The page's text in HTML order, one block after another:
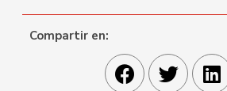
Compartir en: